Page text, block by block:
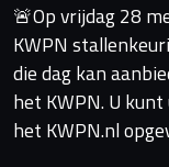
🚨Op vrijdag 28
KWPN
die dag kan
het KWPN. U
het KWPN.nl